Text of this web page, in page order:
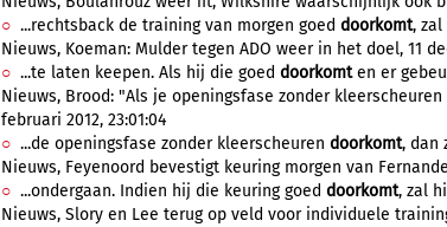
...rechtsback de training van morgen goed doorkomt, zal
Nieuws, Koeman: Mulder tegen ADO weer in het doel, 11
...te laten keepen. Als hij die goed doorkomten er
Nieuws, Brood: "Als je openingsfase zonder kleerscheuren
februari 2012, 23:01:04
...de openingsfase zonder kleerscheuren doorkomt, dan
Nieuws, Feyenoord bevestigt keuring morgen van
...ondergaan. Indien hij die keuring goed doorkomt, zal
Nieuws, Slory en Lee terug op veld voor individuele